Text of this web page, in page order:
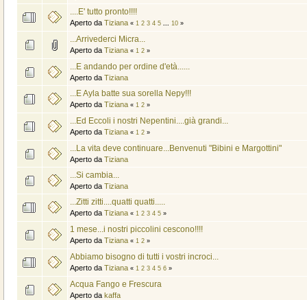
....E' tutto pronto!!!!
Aperto da Tiziana « 1 2 3 4 5 10»
...Arrivederci Micra...
Aperto da Tiziana « 1 2»
...E andando per ordine d'età......
Aperto da Tiziana
...E Ayla batte sua sorella Nepy!!!
Aperto da Tiziana « 1 2»
...Ed Eccoli i nostri Nepentini....già grandi...
Aperto da Tiziana « 1 2»
...La vita deve continuare...Benvenuti "Bibini e Margottini"
Aperto da Tiziana
...Si cambia...
Aperto da Tiziana
...Zitti zitti....quatti quatti.....
Aperto da Tiziana « 1 2 3 4 5»
1 mese...i nostri piccolini cescono!!!!
Aperto da Tiziana « 1 2»
Abbiamo bisogno di tutti i vostri incroci...
Aperto da Tiziana « 1 2 3 4 5 6»
Acqua Fango e Frescura
Aperto da kaffa